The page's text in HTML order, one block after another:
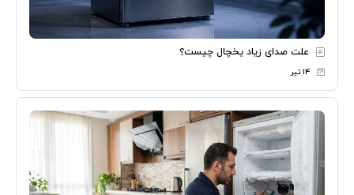
علت صدای زیاد یخچال چیست؟
۱۴ تیر